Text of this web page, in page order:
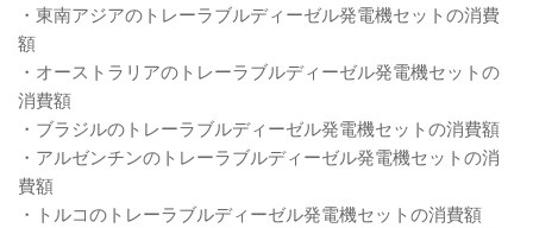
・東南アジアのトレーラブルディーゼル発電機セットの消費
額
・オーストラリアのトレーラブルディーゼル発電機セットの
消費額
・ブラジルのトレーラブルディーゼル発電機セットの消費額
・アルゼンチンのトレーラブルディーゼル発電機セットの消
費額
・トルコのトレーラブルディーゼル発電機セットの消費額